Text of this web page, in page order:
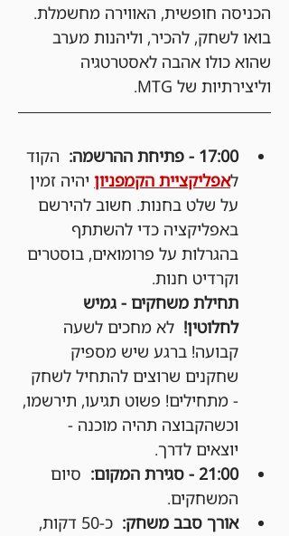
הכניסה חופשית, האווירה מחשמלת.
בואו לשחק, להכיר, וליהנות מערב
שהוא כולו אהבה לאסטרטגיה
וליצירתיות של MTG.
17:00 - פתיחת ההרשמה:
הקוד
לאפליקציית הקמפניון יהיה זמין
על שלט בחנות. חשוב להירשם
באפליקציה כדי להשתתף
בהגרלות על פרומואים, בוסטרים
וקרדיט חנות.
תחילת משחקים - גמיש
לחלוטין! לא מחכים לשעה
קבועה! ברגע שיש מספיק
שחקנים שרוצים להתחיל לשחק
- מתחילים! פשוט תגיעו, תירשמו,
וכשהקבוצה תהיה מוכנה -
יוצאים לדרך.
21:00 - סגירת המקום:
סיום
המשחקים.
אורך סבב משחק:
כ-50 דקות,